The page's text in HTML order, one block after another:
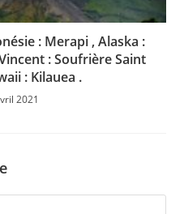
: Merapi , Alaska :
: Soufrière Saint
: Kilauea .
2021